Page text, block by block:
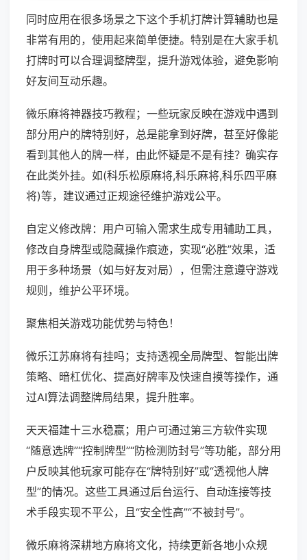
同时应用在很多场景之下这个手机打牌计算辅助也是
非常有用的，使用起来简单便捷。特别是在大家手机
打牌时可以合理调整牌型，提升游戏体验，避免影响
好友间互动乐趣。
微乐麻将神器技巧教程；一些玩家反映在游戏中遇到
部分用户的牌特别好，总是能拿到好牌，甚至好像能
看到其他人的牌一样，由此怀疑是不是有挂？确实存
在此类外挂。如(科乐松原麻将,科乐麻将,科乐四平麻
将)等，建议通过正规途径维护游戏公平。
自定义修改牌：用户可输入需求生成专用辅助工具，
修改自身牌型或隐藏操作痕迹，实现“必胜”效果，适
用于多种场景（如与好友对局），但需注意遵守游戏
规则，维护公平环境。
聚焦相关游戏功能优势与特色！
微乐江苏麻将有挂吗；支持透视全局牌型、智能出牌
策略、暗杠优化、提高好牌率及快速自摸等操作，通
过AI算法调整牌局结果，提升胜率。
天天福建十三水稳赢；用户可通过第三方软件实现
“随意选牌”“控制牌型”“防检测防封号”等功能，部分用
户反映其他玩家可能存在“牌特别好”或“透视他人牌
型”的情况。这些工具通过后台运行、自动连接等技
术手段实现不平公，且“安全性高”“不被封号”。
微乐麻将深耕地方麻将文化，持续更新各地小众规